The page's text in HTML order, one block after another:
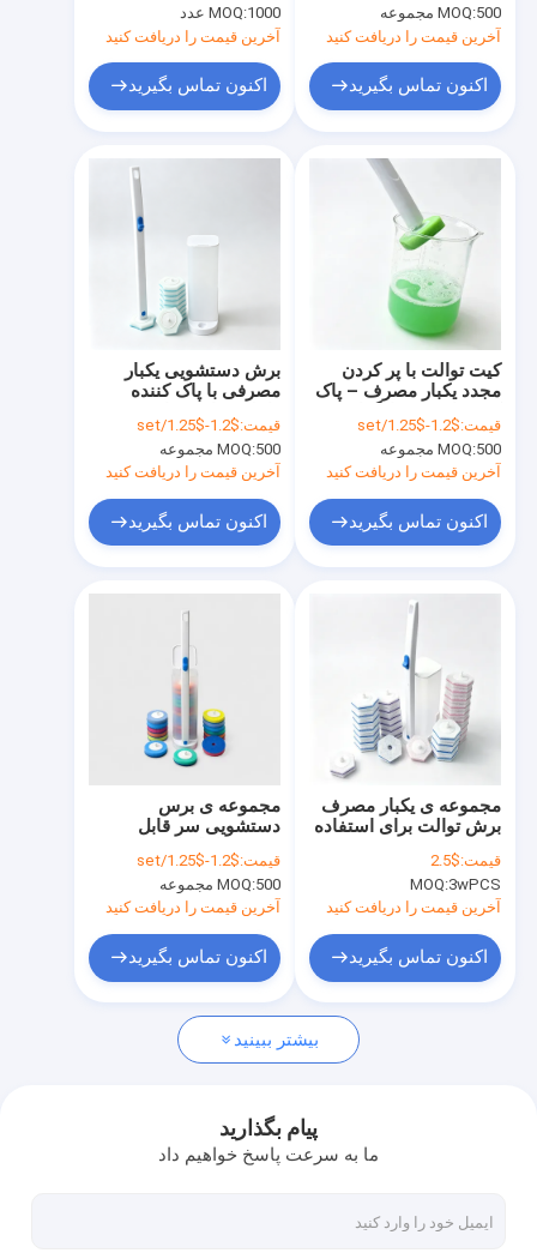
محصولات
درباره ما
بازدید از کارخانه
با ما تماس بگیرید
پرونده ها
بازپرداخت چوب توالت
اسفنج با بافت انعطاف پذیر
پاکسازی پاک کننده
کننده پیش بار
MOQ:1000 عدد
آخرین قیمت را دریافت کنید
اکنون تماس بگیرید
MOQ:500 مجموعه
آخرین قیمت را دریافت کنید
اکنون تماس بگیرید
برش دستشویی یکبار
مصرفی با پاک کننده
قیمت:$1.2-$1.25/set
MOQ:500 مجموعه
آخرین قیمت را دریافت کنید
اکنون تماس بگیرید
کیت توالت با پر کردن
مجدد یکبار مصرف – پاک
شده، مراقبت های
بهداشتی
قیمت:$1.2-$1.25/set
MOQ:500 مجموعه
آخرین قیمت را دریافت کنید
اکنون تماس بگیرید
مجموعه ی برس
دستشویی سر قابل
داخلی برای بهداشت
قیمت:$1.2-$1.25/set
MOQ:500 مجموعه
آخرین قیمت را دریافت کنید
اکنون تماس بگیرید
مجموعه ی یکبار مصرف
برش توالت برای استفاده
قیمت:$2.5
MOQ:3wPCS
آخرین قیمت را دریافت کنید
اکنون تماس بگیرید
بیشتر ببینید
پیام بگذارید
ما به سرعت پاسخ خواهیم داد